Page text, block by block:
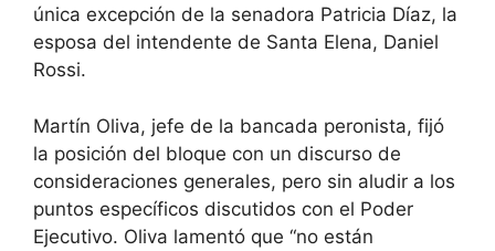
única excepción de la senadora Patricia Díaz, la
esposa del intendente de Santa Elena, Daniel
Rossi.
Martín Oliva, jefe de la bancada peronista, fijó
la posición del bloque con un discurso de
consideraciones generales, pero sin aludir a los
puntos específicos discutidos con el Poder
Ejecutivo. Oliva lamentó que “no están